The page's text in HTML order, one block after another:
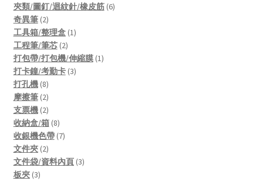
products
夾類/圖釘/迴紋針/橡皮筋 66
奇異筆 22
products
工具箱/整理盒 11
工程筆/筆芯 22
products
打包帶/打包機/伸縮膜 11
打卡鐘/考勤卡 33
打孔機 88
products
摩擦筆 22
products
支票機 22
products
收納盒/箱 88
products
收銀機色帶 77
文件夾 22
products
文件袋/資料內頁 33
板夾 33